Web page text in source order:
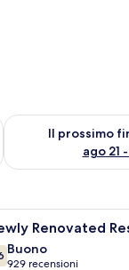
ago 14 -
Il prossimo
ago 21
Verifica la
4 Renovated
su 10
Buono
929 recensioni
(929